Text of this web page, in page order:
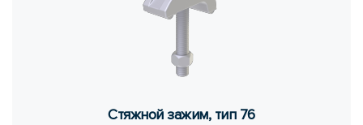
Стяж­ной зажим, тип 76